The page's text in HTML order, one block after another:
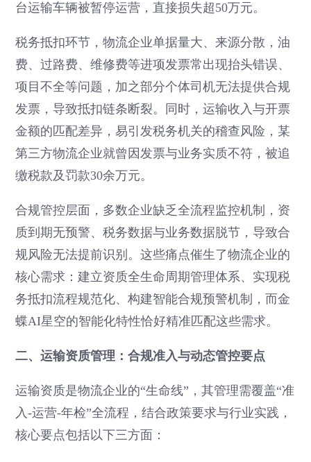
台运输车辆被暂停运营，直接损失超50万元。
税务抵扣环节，物流企业单据量大、来源分散，油
费、过路费、维修费等进项发票常出现抬头错误、
项目不全等问题，加之部分个体司机无法提供合规
发票，导致抵扣链条断裂。同时，运输收入与开票
金额的匹配差异，易引发税务机关的稽查风险，某
第三方物流企业就曾因发票与业务实质不符，被追
缴税款及罚款30余万元。
合规管控层面，多数企业缺乏全流程监控机制，资
质到期无预警、税务数据与业务数据脱节，导致合
规风险无法提前识别。这些痛点催生了物流企业的
核心需求：建立资质全生命周期管理体系、实现税
务抵扣流程规范化、构建智能合规预警机制，而金
蝶AI星空的智能化特性恰好精准匹配这些需求。
二、运输资质管理：合规准入与动态管控要点
运输资质是物流企业的“生命线”，其管理需覆盖“准
入-运营-年检”全流程，结合政策要求与行业实践，
核心要点包括以下三方面：